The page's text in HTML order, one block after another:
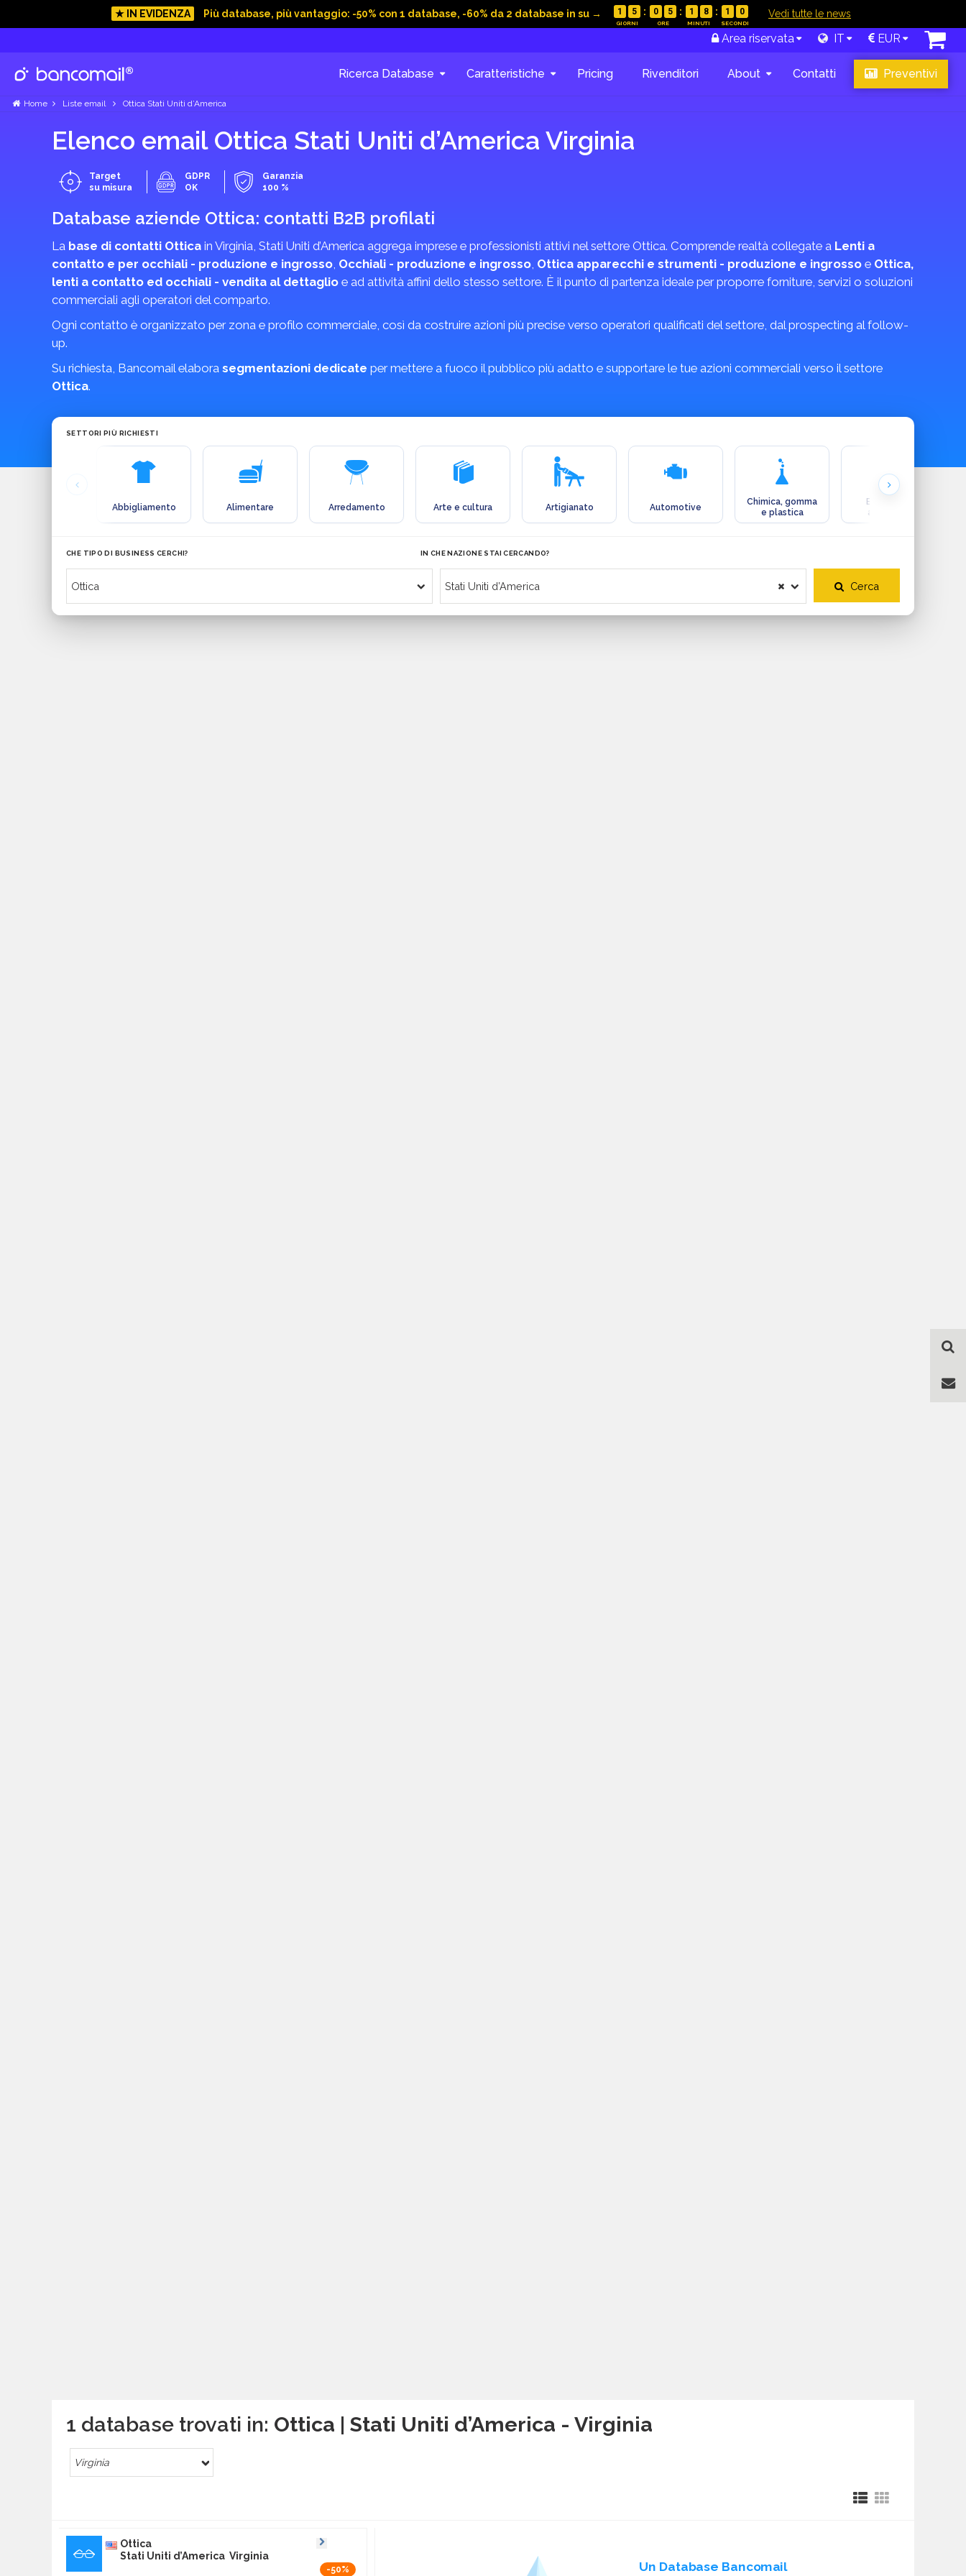
★ IN EVIDENZA Più database, più vantaggio: -50% con 1 database, -60% da 2 database in su → 1 5 0 5 1 8 0 9 Vedi tutte le news
Area riservata IT EUR
Ricerca Database Caratteristiche Pricing Rivenditori About Contatti Preventivi
Home Liste email Ottica Stati Uniti d’America
Elenco email Ottica Stati Uniti d’America Virginia
Target
su misura
GDPR
OK
Garanzia
100 %
Database aziende Ottica: contatti B2B profilati
La base di contatti Ottica in Virginia, Stati Uniti d’America aggrega imprese e professionisti attivi nel settore Ottica. Comprende realtà collegate a Lenti a
contatto e per occhiali - produzione e ingrosso, Occhiali - produzione e ingrosso, Ottica apparecchi e strumenti - produzione e ingrosso e Ottica,
lenti a contatto ed occhiali - vendita al dettaglio e ad attività affini dello stesso settore. È il punto di partenza ideale per proporre forniture, servizi o soluzioni
commerciali agli operatori del comparto.
Ogni contatto è organizzato per zona e profilo commerciale, così da costruire azioni più precise verso operatori qualificati del settore, dal prospecting al follow-
up.
Su richiesta, Bancomail elabora segmentazioni dedicate per mettere a fuoco il pubblico più adatto e supportare le tue azioni commerciali verso il settore
Ottica.
SETTORI PIÙ RICHIESTI
Abbigliamento Alimentare Arredamento Arte e cultura Artigianato Automotive
Chimica, gomma
e plastica
Ecologia e
ambiente
CHE TIPO DI BUSINESS CERCHI? IN CHE NAZIONE STAI CERCANDO?
Cerca
1 database trovati in: Ottica | Stati Uniti d’America - Virginia
Virginia
Ottica
Stati Uniti d’America Virginia
-50% Un Database Bancomail